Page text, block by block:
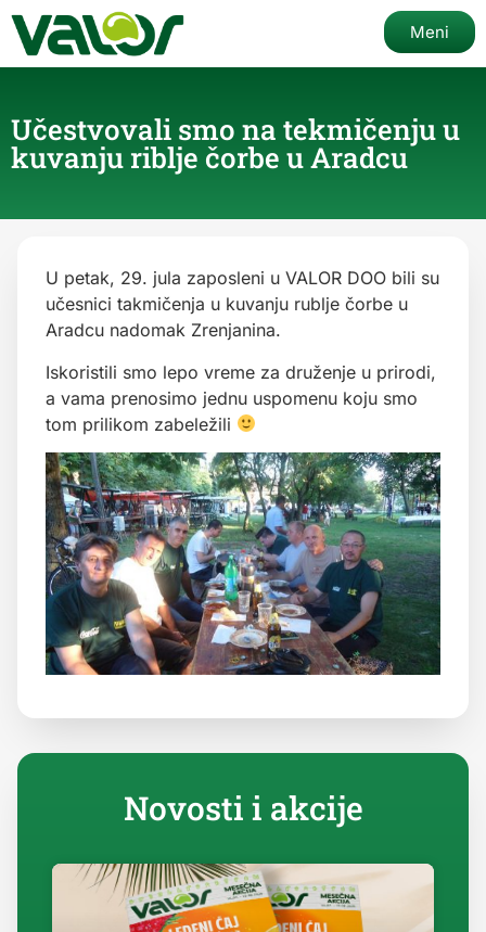
Meni
Učestvovali smo na tekmičenju u
kuvanju riblje čorbe u Aradcu
U petak, 29. jula zaposleni u VALOR DOO bili su
učesnici takmičenja u kuvanju rublje čorbe u
Aradcu nadomak Zrenjanina.
Iskoristili smo lepo vreme za druženje u prirodi,
a vama prenosimo jednu uspomenu koju smo
tom prilikom zabeležili
Novosti i akcije